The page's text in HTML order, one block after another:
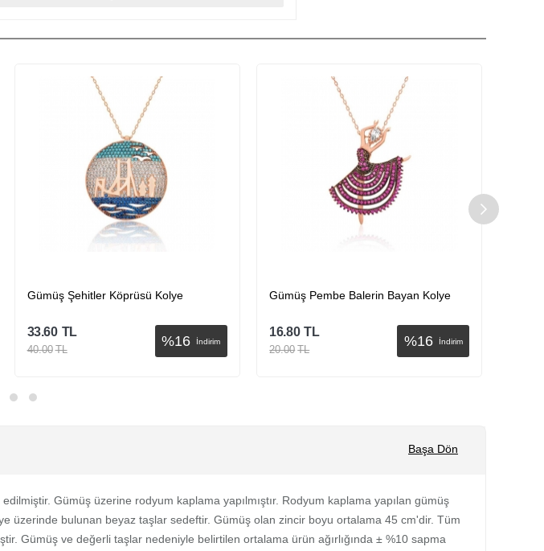
Gümüş Şehitler Köprüsü Kolye
%16 İndirim
33.60 TL
40.00 TL
Gümüş Pembe Balerin Bayan Kolye
%16 İndirim
16.80 TL
20.00 TL
Başa Dön
Gümüş üzerine rodyum kaplama yapılmıştır. Rodyum kaplama yapılan gümüş
üzerinde bulunan beyaz taşlar sedeftir. Gümüş olan zincir boyu ortalama 45 cm'dir. Tüm
Gümüş ve değerli taşlar nedeniyle belirtilen ortalama ürün ağırlığında ± %10 sapma